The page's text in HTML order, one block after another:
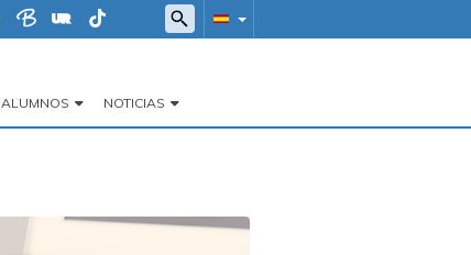
ALUMNOS NOTICIAS